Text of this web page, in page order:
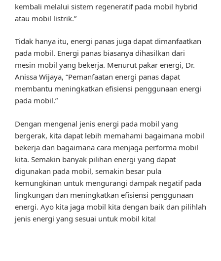
kembali melalui sistem regeneratif pada mobil hybrid
atau mobil listrik.”
Tidak hanya itu, energi panas juga dapat dimanfaatkan
pada mobil. Energi panas biasanya dihasilkan dari
mesin mobil yang bekerja. Menurut pakar energi, Dr.
Anissa Wijaya, “Pemanfaatan energi panas dapat
membantu meningkatkan efisiensi penggunaan energi
pada mobil.”
Dengan mengenal jenis energi pada mobil yang
bergerak, kita dapat lebih memahami bagaimana mobil
bekerja dan bagaimana cara menjaga performa mobil
kita. Semakin banyak pilihan energi yang dapat
digunakan pada mobil, semakin besar pula
kemungkinan untuk mengurangi dampak negatif pada
lingkungan dan meningkatkan efisiensi penggunaan
energi. Ayo kita jaga mobil kita dengan baik dan pilihlah
jenis energi yang sesuai untuk mobil kita!